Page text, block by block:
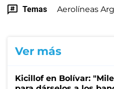
Temas Aerolíneas
Ver más
Kicillof en Bolívar: